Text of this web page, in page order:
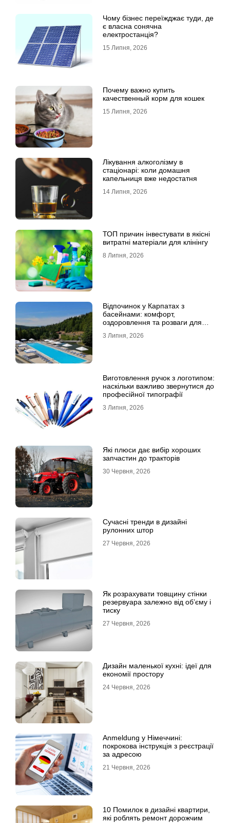
Чому бізнес переїжджає туди, де
є власна сонячна
електростанція?
15 Липня, 2026
Почему важно купить
качественный корм для кошек
15 Липня, 2026
Лікування алкоголізму в
стаціонарі: коли домашня
капельниця вже недостатня
14 Липня, 2026
ТОП причин інвестувати в якісні
витратні матеріали для клінінгу
8 Липня, 2026
Відпочинок у Карпатах з
басейнами: комфорт,
оздоровлення та розваги для
3 Липня, 2026
Виготовлення ручок з логотипом:
наскільки важливо звернутися до
професійної типографії
3 Липня, 2026
Які плюси дає вибір хороших
запчастин до тракторів
30 Червня, 2026
Сучасні тренди в дизайні
рулонних штор
27 Червня, 2026
Як розрахувати товщину стінки
резервуара залежно від об’єму і
тиску
27 Червня, 2026
Дизайн маленької кухні: ідеї для
економії простору
24 Червня, 2026
Anmeldung у Німеччині:
покрокова інструкція з реєстрації
за адресою
21 Червня, 2026
10 Помилок в дизайні квартири,
які роблять ремонт дорожчим